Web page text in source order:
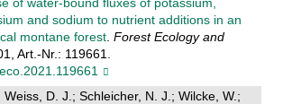
and sodium to nutrient additions in an
montane forest. Forest Ecology and
Art.-Nr.: 119661.
Weiss, D. J.; Schleicher, N. J.; Wilcke, W.;